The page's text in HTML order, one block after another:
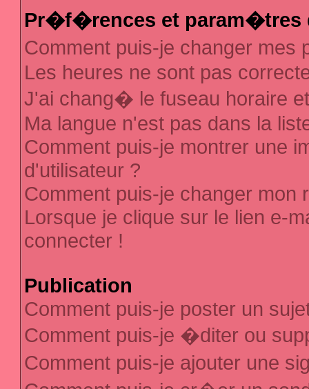
Pr�f�rences et param�tres
Comment puis-je changer
Les heures ne sont pas
J'ai chang� le fuseau horaire
Ma langue n'est pas dans la
Comment puis-je montrer une
d'utilisateur ?
Comment puis-je changer mon
Lorsque je clique sur le lien e-
connecter !
Publication
Comment puis-je poster un
Comment puis-je �diter ou
Comment puis-je ajouter une